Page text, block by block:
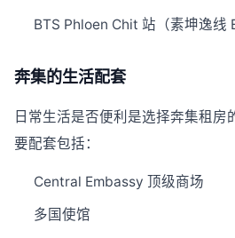
BTS Phloen Chit 站（素坤逸线
奔集的生活配套
日常生活是否便利是选择奔集租房
要配套包括：
Central Embassy 顶级商场
多国使馆